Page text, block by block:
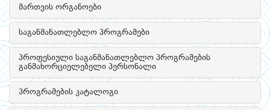
მართვის ორგანოები
საგანმანათლებლო პროგრამები
პროფესიული საგანმანათლებლო პროგრამების
განმახორციელებელი პერსონალი
პროგრამების კატალოგი